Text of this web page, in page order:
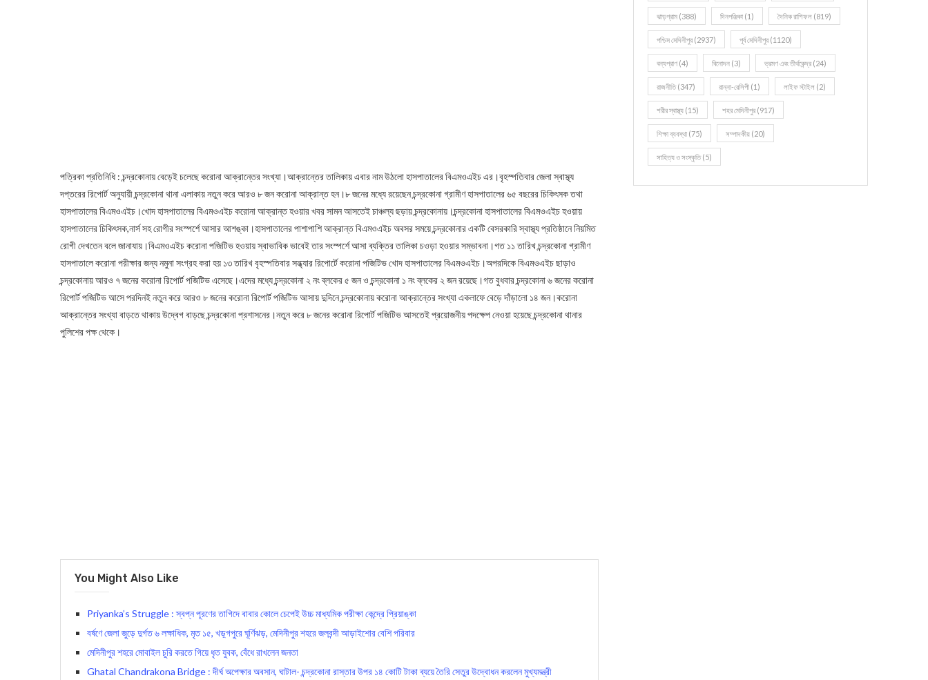
পত্রিকা প্রতিনিধি : চন্দ্রকোনায় বেড়েই চলেছে করোনা আক্রান্তের সংখ্যা।আক্রান্তের তালিকায় এবার নাম উঠলো হাসপাতালের বিএমওএইচ এর।বৃহস্পতিবার জেলা স্বাস্থ্য
দপ্তরের রিপোর্ট অনুযায়ী চন্দ্রকোনা থানা এলাকায় নতুন করে আরও ৮ জন করোনা আক্রান্ত হন।৮ জনের মধ্যে রয়েছেন চন্দ্রকোনা গ্রামীণ হাসপাতালের ৬৫ বছরের চিকিৎসক তথা
হাসপাতালের বিএমওএইচ।খোদ হাসপাতালের বিএমওএইচ করোনা আক্রান্ত হওয়ার খবর সামন আসতেই চাঞ্চল্য ছড়ায় চন্দ্রকোনায়।চন্দ্রকোনা হাসপাতালের বিএমওএইচ হওয়ায়
হাসপাতালের চিকিৎসক,নার্স সহ রোগীর সংস্পর্শে আসার আশঙ্কা।হাসপাতালের পাশাপাশি আক্রান্ত বিএমওএইচ অবসর সময়ে চন্দ্রকোনার একটি বেসরকারি স্বাস্থ্য প্রতিষ্ঠানে নিয়মিত
রোগী দেখতেন বলে জানাযায়।বিএমওএইচ করোনা পজিটিভ হওয়ায় স্বাভাবিক ভাবেই তার সংস্পর্শে আসা ব্যক্তির তালিকা চওড়া হওয়ার সম্ভাবনা।গত ১১ তারিখ চন্দ্রকোনা গ্রামীণ
হাসপাতালে করোনা পরীক্ষার জন্য নমুনা সংগ্রহ করা হয় ১৩ তারিখ বৃহস্পতিবার সন্ধ্যার রিপোর্টে করোনা পজিটিভ খোদ হাসপাতালের বিএমওএইচ।অপরদিকে বিএমওএইচ ছাড়াও
চন্দ্রকোনায় আরও ৭ জনের করোনা রিপোর্ট পজিটিভ এসেছে।এদের মধ্যে চন্দ্রকোনা ২ নং ব্লকের ৫ জন ও চন্দ্রকোনা ১ নং ব্লকের ২ জন রয়েছে।গত বুধবার চন্দ্রকোনা ৬ জনের করোনা
রিপোর্ট পজিটিভ আসে পরদিনই নতুন করে আরও ৮ জনের করোনা রিপোর্ট পজিটিভ আসায় দুদিনে চন্দ্রকোনায় করোনা আক্রান্তের সংখ্যা একলাফে বেড়ে দাঁড়ালো ১৪ জন।করোনা
আক্রান্তের সংখ্যা বাড়তে থাকায় উদ্বেগ বাড়ছে চন্দ্রকোনা প্রশাসনের।নতুন করে ৮ জনের করোনা রিপোর্ট পজিটিভ আসতেই প্রয়োজনীয় পদক্ষেপ নেওয়া হয়েছে চন্দ্রকোনা থানার
পুলিশের পক্ষ থেকে।
You Might Also Like
Priyanka’s Struggle : স্বপ্ন পূরণের তাগিদে বাবার কোলে চেপেই উচ্চ মাধ্যমিক পরীক্ষা কেন্দ্রে প্রিয়াঙ্কা
বর্ষণে জেলা জুড়ে দুর্গত ৬ লক্ষাধিক, মৃত ১৫, খড়্গপুরে ঘূর্ণিঝড়, মেদিনীপুর শহরে জলবন্দী আড়াইশোর বেশি পরিবার
মেদিনীপুর শহরে মোবাইল চুরি করতে গিয়ে ধৃত যুবক, বেঁধে রাখলেন জনতা
Ghatal Chandrakona Bridge : দীর্ঘ অপেক্ষার অবসান, ঘাটাল- চন্দ্রকোনা রাস্তার উপর ১৪ কোটি টাকা ব্যয়ে তৈরি সেতুর উদ্বোধন করলেন মুখ্যমন্ত্রী
ঝাড়গ্রাম (388) দিনপঞ্জিকা (1) দৈনিক রাশিফল (819)
পশ্চিম মেদিনীপুর (2937) পূর্ব মেদিনীপুর (1120)
বন্যপ্রাণ (4) বিনোদন (3) ভ্রমণ এবং তীর্থকেন্দ্র (24)
রাজনীতি(347) রান্না-রেসিপী (1) লাইফ স্টাইল (2)
শরীর স্বাস্থ্য (15) শহর মেদিনীপুর (917)
শিক্ষা ব্যবস্থা (75) সম্পাদকীয় (20)
সাহিত্য ও সংস্কৃতি(5)